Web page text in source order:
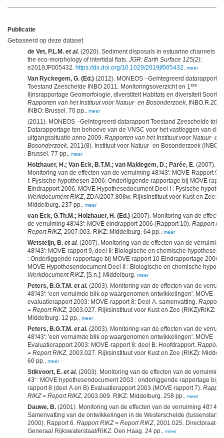
Publicatie
Gebaseerd op deze dataset
de Vet, P.L.M. et al. (2020). Sediment disposals in estuarine channels
the eco‐morphology of intertidal flats. JGR: Earth Surface 125(2):
e2019JF005432. https://dx.doi.org/10.1029/2019jf005432, meer
Van Ryckegem, G. (Ed.) (2012). MONEOS –Geïntegreerd datarapport
Toestand Zeeschelde INBO 2011. Monitoringsoverzicht en 1ste
lijnsrapportage Geomorfologie, diverstiteit Habitats en diversiteit
Rapporten van het Instituut voor Natuur- en Bosonderzoek,
INBO: Brussel. 70 pp., meer
(2011). MONEOS –Geïntegreerd datarapport Toestand Zeeschelde tot
Datarapportage ten behoeve van de VNSC voor het vastleggen van de
uitgangssituatie anno 2009. Rapporten van het Instituut voor Natuur- en
Bosonderzoek, 2011(8). Instituut voor Natuur- en Bosonderzoek (INBO):
Brussel. 77 pp., meer
Holzhauer, H.; Van Eck, B.T.M.; van Maldegem, D.; Parée, E. (2007).
Monitoring van de effecten van de verruiming 48'/43': MOVE-Rapport 9,
I: Fysische hypothesen 2006: Onderliggende rapportage bij MOVE
Eindrapport 2006. MOVE Hypothesedocument Deel I : Fysische
Werkdocument RIKZ, ZDA/2007.808w. Rijksinstituut voor Kust en Zee:
Middelburg. 237 pp., meer
van Eck, G.Th.M.; Holzhauer, H. (Ed.) (2007). Monitoring van de
de verruiming 48'/43': MOVE eindrapport 2006 (Rapport 10). Rapport
Report RIKZ
, 2007.003. RIKZ: Middelburg. 64 pp., meer
Wetsteijn, B. et al. (2007). Monitoring van de effecten van de verruiming
48'/43': MOVE-rapport 9, deel II: Biologische en chemische hypothesen
: Onderliggende rapportage bij MOVE rapport 10 Eindrapportage 2006.
MOVE Hypothesendocument Deel II : Biologische en chemische
Werkdocument RIKZ. [S.n.]: Middelburg, meer
Peters, B.G.T.M. et al. (2003). Monitoring van de effecten van de
48'/43': 'een verruimde blik op waargenomen ontwikkelingen'. MOVE
evaluatierapport 2003: MOVE-rapport 8: Deel A. samenvatting. Rapport
= Report RIKZ, 2003.027. Rijksinstituut voor Kust en Zee (RIKZ)/RIKZ:
Middelburg. 12 pp., meer
Peters, B.G.T.M. et al. (2003). Monitoring van de effecten van de
48'/43': 'een verruimde blik op waargenomen ontwikkelingen'. MOVE
Evaluatierapport 2003: MOVE-rapport 8: deel B. Hoofdrapport. Rapport
= Report RIKZ, 2003.027. Rijksinstituut voor Kust en Zee (RIKZ):
60 pp., meer
Stikvoort, E. et al. (2003). Monitoring van de effecten van de verruiming
43' : MOVE hypothesendocument 2003 : onderliggende rapportage bij
rapport 8 (deel A en B) Evaluatierapport 2003 (MOVE rapport 7).
RIKZ = Report RIKZ, 2003.009. RIKZ: Middelburg. 258 pp., meer
Dauwe, B. (2001). Monitoring van de effecten van de verruiming 48'/ 43':
Samenvatting van de ontwikkelingen in de Westerschelde (tussenstand
2000). Rapport 6. Rapport RIKZ = Report RIKZ, 2001.025. Directoraat-
Generaal Rijkswaterstaat/RIKZ: Den Haag. 24 pp., meer